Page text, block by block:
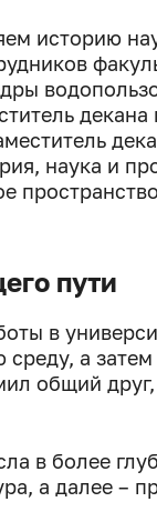
историю
декана
наука и
пути
в
а затем
общий друг,
в более
а далее –